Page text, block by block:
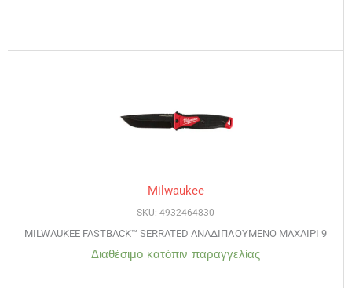
Milwaukee
SKU: 4932464830
MILWAUKEE FASTBACK™ SERRATED ΑΝΑΔΙΠΛΟΥΜΕΝΟ ΜΑΧΑΙΡΙ 9
Διαθέσιμο κατόπιν παραγγελίας